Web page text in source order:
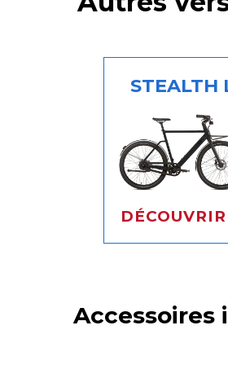
STEALTH
DÉCOUVRIR
Accessoires